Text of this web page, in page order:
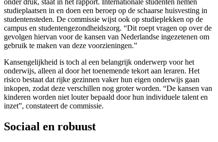
onder druk, staat in het rapport. Internationale studenten nemen
studieplaatsen in en doen een beroep op de schaarse huisvesting in
studentensteden. De commissie wijst ook op studieplekken op de
campus en studentengezondheidszorg. “Dit roept vragen op over de
gevolgen hiervan voor de kansen van Nederlandse ingezetenen om
gebruik te maken van deze voorzieningen.”
Kansengelijkheid is toch al een belangrijk onderwerp voor het
onderwijs, alleen al door het toenemende tekort aan leraren. Het
risico bestaat dat rijke gezinnen vaker hun eigen onderwijs gaan
inkopen, zodat deze verschillen nog groter worden. “De kansen van
kinderen worden niet louter bepaald door hun individuele talent en
inzet”, constateert de commissie.
Sociaal en robuust